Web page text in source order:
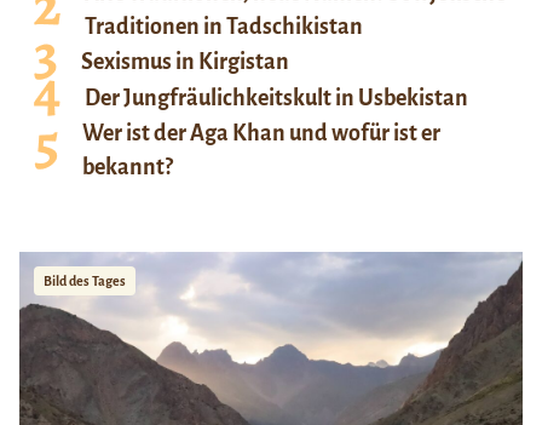
Traditionen in Tadschikistan
Sexismus in Kirgistan
Der Jungfräulichkeitskult in Usbekistan
Wer ist der Aga Khan und wofür ist er
bekannt?
Bild des Tages